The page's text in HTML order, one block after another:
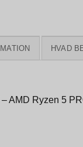
HVAD
AMD Ryzen 5